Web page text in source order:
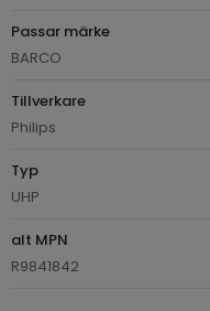
Passar märke
BARCO
Tillverkare
Philips
Typ
UHP
alt MPN
R9841842